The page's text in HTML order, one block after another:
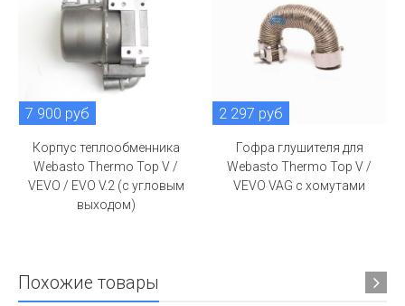
7 900 руб
Корпус теплообменника
Webasto Thermo Top V /
VEVO / EVO V.2 (с угловым
выходом)
2 297 руб
Гофра глушителя для
Webasto Thermo Top V /
VEVO VAG c хомутами
Похожие товары